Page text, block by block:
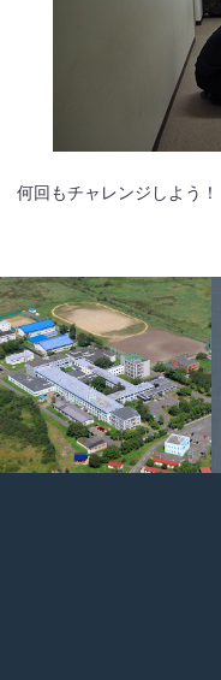
何回もチャレンジしよう！